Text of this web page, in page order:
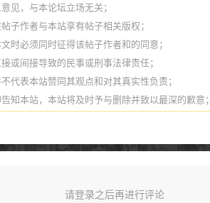
见，与本论坛立场无关；
子作者与本站享有帖子相关版权；
时必须同时征得该帖子作者和的同意；
或间接导致的民事或刑事法律责任；
代表本站赞同其观点和对其真实性负责；
知本站，本站将及时予与删除并致以最深的歉意；
请登录之后再进行评论